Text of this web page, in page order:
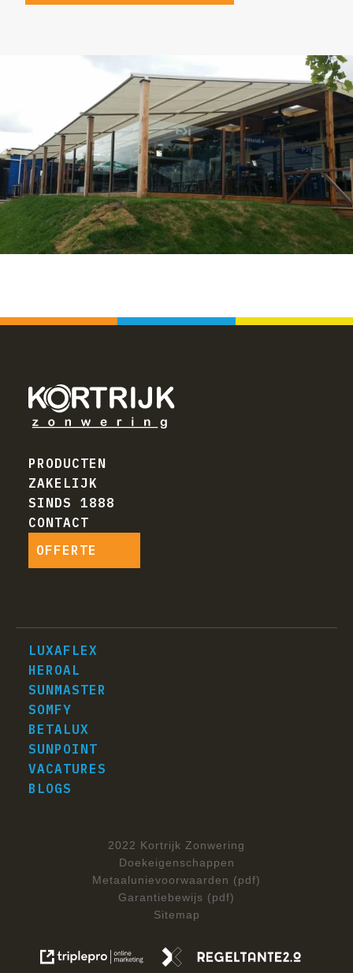
PRODUCTEN
ZAKELIJK
SINDS 1888
CONTACT
OFFERTE
LUXAFLEX
HEROAL
SUNMASTER
SOMFY
BETALUX
SUNPOINT
VACATURES
BLOGS
2022 Kortrijk Zonwering
Doekeigenschappen
Metaalunievoorwaarden (pdf)
Garantiebewijs (pdf)
Sitemap